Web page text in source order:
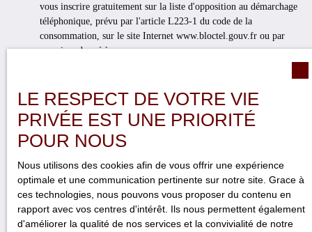
vous inscrire gratuitement sur la liste d'opposition au démarchage
téléphonique, prévu par l'article L223-1 du code de la
consommation, sur le site Internet www.bloctel.gouv.fr ou par
courrier adressé à :
CEDEX.
Pour en savoir plus sur le traitement de vos données personnelles,
veuillez consulter notre
Recevoir des annonces
LE RESPECT DE VOTRE VIE
PRIVÉE EST UNE PRIORITÉ
POUR NOUS
Nous utilisons des cookies afin de vous offrir une expérience
optimale et une communication pertinente sur notre site. Grace à
ces technologies, nous pouvons vous proposer du contenu en
rapport avec vos centres d'intérêt. Ils nous permettent également
d'améliorer la qualité de nos services et la convivialité de notre